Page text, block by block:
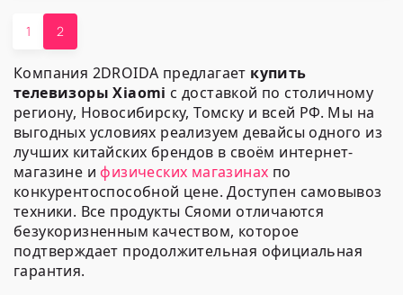
1 2
Компания 2DROIDA предлагает купить
телевизоры Xiaomi с доставкой по столичному
региону, Новосибирску, Томску и всей РФ. Мы на
выгодных условиях реализуем девайсы одного из
лучших китайских брендов в своём интернет-
магазине ифизических магазинах по
конкурентоспособной цене. Доступен самовывоз
техники. Все продукты Сяоми отличаются
безукоризненным качеством, которое
подтверждает продолжительная официальная
гарантия.